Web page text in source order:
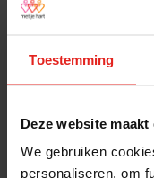
Toestemming
Deze website
We gebruiken
personaliseren, om
eenzaam
winnaar
Actuele vacatures
Pers en media